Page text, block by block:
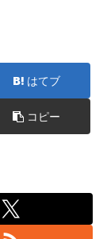
はてブ
コピー